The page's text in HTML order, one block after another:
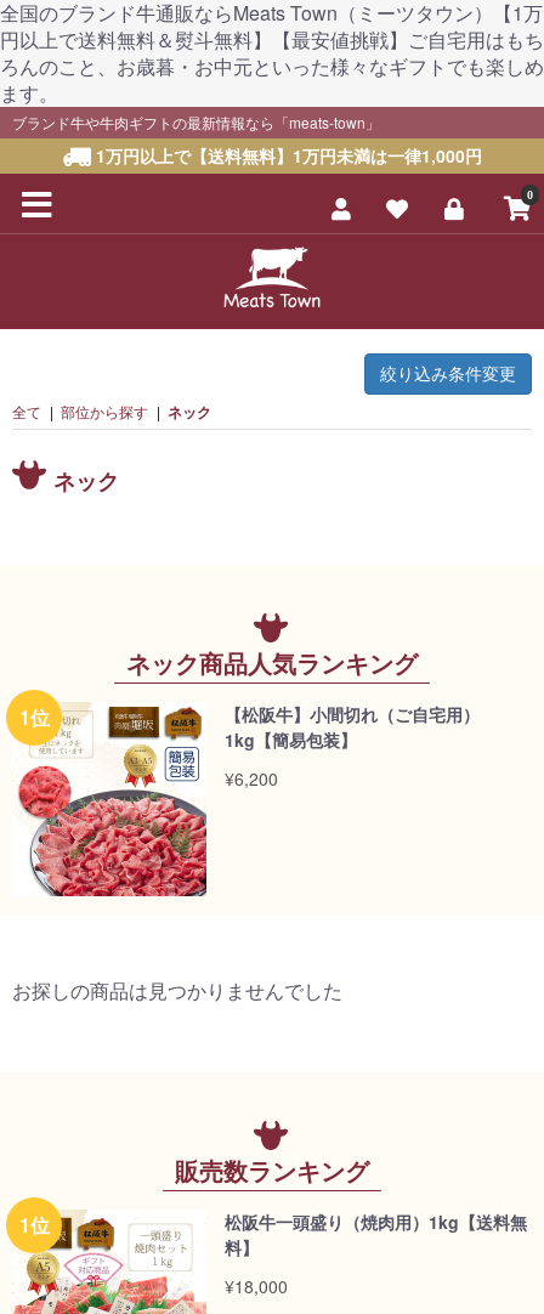
全国のブランド牛通販ならMeats Town（ミーツタウン）【1万
円以上で送料無料＆熨斗無料】【最安値挑戦】ご自宅用はもち
ろんのこと、お歳暮・お中元といった様々なギフトでも楽しめ
ます。
ブランド牛や牛肉ギフトの最新情報なら「meats-town」
1万円以上で【送料無料】1万円未満は一律1,000円
0
絞り込み条件変更
全て | 部位から探す | ネック
ネック
ネック商品人気ランキング
【松阪牛】小間切れ（ご自宅用）
1kg【簡易包装】
¥6,200
お探しの商品は見つかりませんでした
販売数ランキング
松阪牛一頭盛り（焼肉用）1kg【送料無
料】
¥18,000